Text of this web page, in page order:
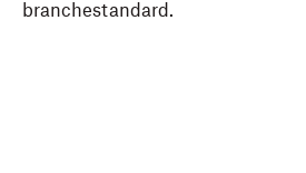
branchestandard.